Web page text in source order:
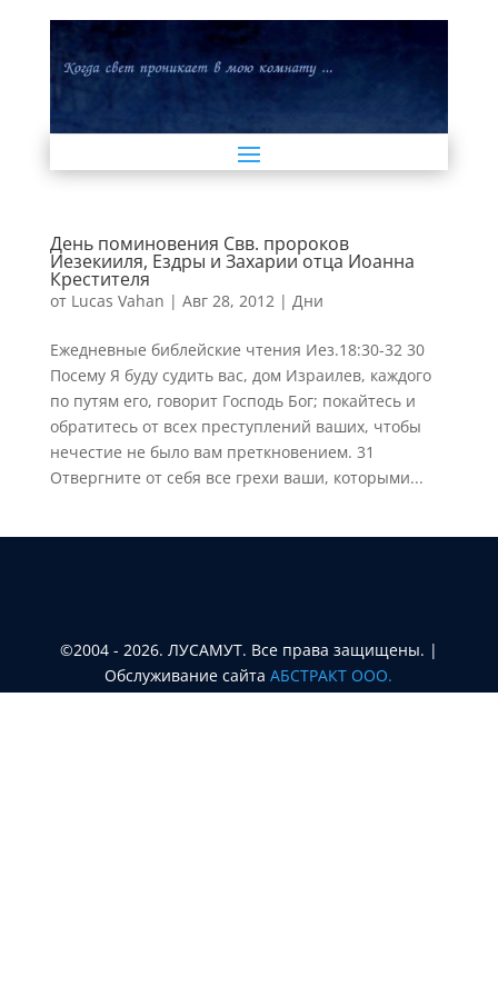
День поминовения Свв. пророков
Иезекииля, Ездры и Захарии отца Иоанна
Крестителя
от Lucas Vahan | Авг 28, 2012| Дни
Ежедневные библейские чтения Иез.18:30-32 30
Посему Я буду судить вас, дом Израилев, каждого
по путям его, говорит Господь Бог; покайтесь и
обратитесь от всех преступлений ваших, чтобы
нечестие не было вам преткновением. 31
Отвергните от себя все грехи ваши, которыми...
©2004 - 2026. ЛУСАМУТ. Все права защищены. |
Oбслуживание сайтаАБСТРАКТ ООО.